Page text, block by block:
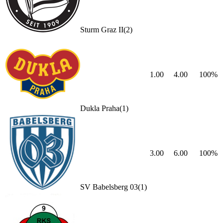
Sturm Graz II(2)
Dukla Praha(1)
1.00 4.00 100%
SV Babelsberg 03(1)
3.00 6.00 100%